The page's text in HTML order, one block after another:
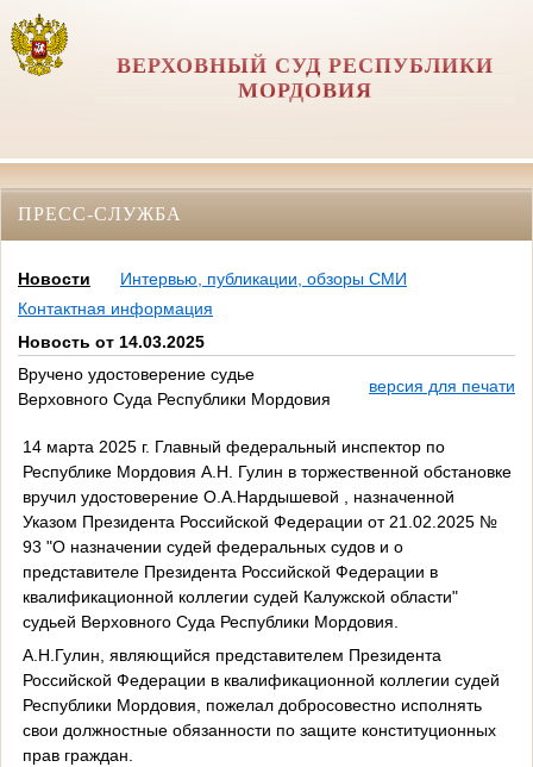
ВЕРХОВНЫЙ СУД РЕСПУБЛИКИ
МОРДОВИЯ
ПРЕСС-СЛУЖБА
Новости
Интервью, публикации, обзоры СМИ
Контактная информация
Новость от 14.03.2025
Вручено удостоверение судье
Верховного Суда Республики Мордовия
версия для печати
14 марта 2025 г. Главный федеральный инспектор по
Республике Мордовия А.Н. Гулин в торжественной обстановке
вручил удостоверение О.А.Нардышевой , назначенной
Указом Президента Российской Федерации от 21.02.2025 №
93 "О назначении судей федеральных судов и о
представителе Президента Российской Федерации в
квалификационной коллегии судей Калужской области"
судьей Верховного Суда Республики Мордовия.
А.Н.Гулин, являющийся представителем Президента
Российской Федерации в квалификационной коллегии судей
Республики Мордовия, пожелал добросовестно исполнять
свои должностные обязанности по защите конституционных
прав граждан.